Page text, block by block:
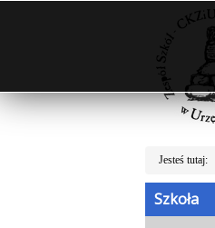
Jesteś tutaj:
Szkoła